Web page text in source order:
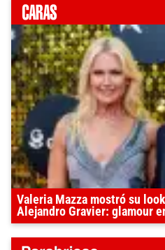
Valeria Mazza mostró su
Alejandro Gravier: glamour